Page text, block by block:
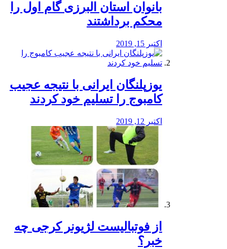
بانوان استان البرزی گام اول را
محكم برداشتند
اکتبر 15, 2019
یوزپلنگان ایرانی با نتیجه عجیب
کامبوج را تسلیم خود کردند
اکتبر 12, 2019
از فوتبالیست لژیونر کرجی چه
خبر؟